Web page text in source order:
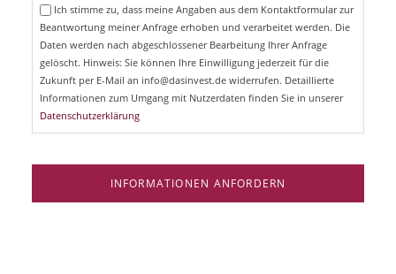
Ich stimme zu, dass meine Angaben aus dem Kontaktformular zur
Beantwortung meiner Anfrage erhoben und verarbeitet werden. Die
Daten werden nach abgeschlossener Bearbeitung Ihrer Anfrage
gelöscht. Hinweis: Sie können Ihre Einwilligung jederzeit für die
Zukunft per E-Mail an info@dasinvest.de widerrufen. Detaillierte
Informationen zum Umgang mit Nutzerdaten finden Sie in unserer
Datenschutzerklärung
INFORMATIONEN ANFORDERN